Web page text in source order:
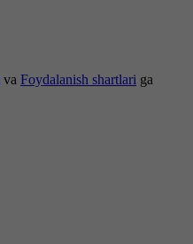
va Foydalanish shartlari ga